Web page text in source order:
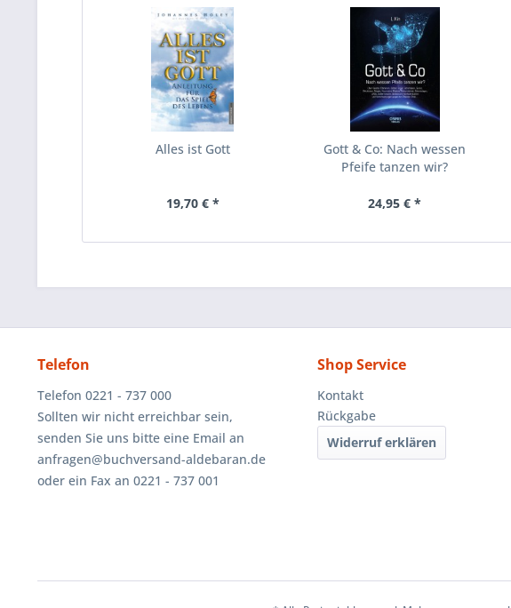
Alles ist Gott
19,70 € *
Gott & Co: Nach wessen
Pfeife tanzen wir?
24,95 € *
Telefon
Telefon 0221 - 737 000
Sollten wir nicht erreichbar sein,
senden Sie uns bitte eine Email an
anfragen@buchversand-aldebaran.de
oder ein Fax an 0221 - 737 001
Shop Service
Kontakt
Rückgabe
Widerruf erklären